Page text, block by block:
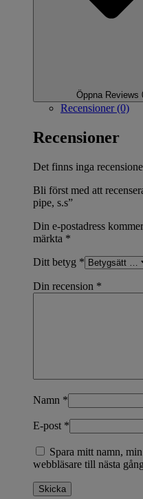
Öppna Reviews
Recensioner (0)
Recensioner
Det finns inga
Bli först med att
pipe, s.s”
Din e-postadress
märkta *
Ditt betyg *
Din recension *
Namn *
E-post *
Spara mitt namn,
webbläsare till nästa